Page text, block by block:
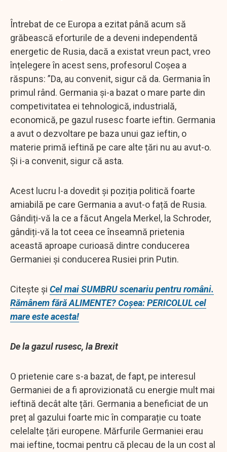
Întrebat de ce Europa a ezitat până acum să
grăbească eforturile de a deveni independentă
energetic de Rusia, dacă a existat vreun pact, vreo
înțelegere în acest sens, profesorul Coșea a
răspuns: ”Da, au convenit, sigur că da. Germania în
primul rând. Germania și-a bazat o mare parte din
competivitatea ei tehnologică, industrială,
economică, pe gazul rusesc foarte ieftin. Germania
a avut o dezvoltare pe baza unui gaz ieftin, o
materie primă ieftină pe care alte țări nu au avut-o.
Și i-a convenit, sigur că asta.
Acest lucru l-a dovedit și poziția politică foarte
amiabilă pe care Germania a avut-o față de Rusia.
Gândiți-vă la ce a făcut Angela Merkel, la Schroder,
gândiți-vă la tot ceea ce înseamnă prietenia
această aproape curioasă dintre conducerea
Germaniei și conducerea Rusiei prin Putin.
Citește și Cel mai SUMBRU scenariu pentru români.
Rămânem fără ALIMENTE? Coșea: PERICOLUL cel
mare este acesta!
De la gazul rusesc, la Brexit
O prietenie care s-a bazat, de fapt, pe interesul
Germaniei de a fi aprovizionată cu energie mult mai
ieftină decât alte țări. Germania a beneficiat de un
preț al gazului foarte mic în comparație cu toate
celelalte țări europene. Mărfurile Germaniei erau
mai ieftine, tocmai pentru că plecau de la un cost al